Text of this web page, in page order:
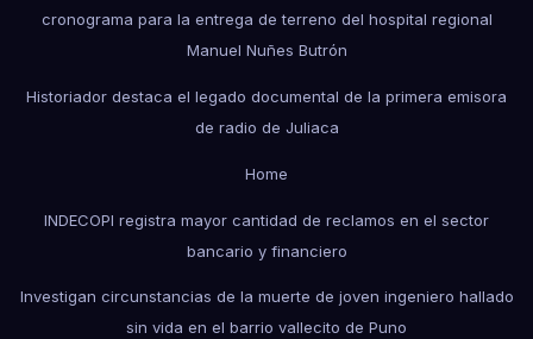
cronograma para la entrega de terreno del hospital regional
Manuel Nuñes Butrón
Historiador destaca el legado documental de la primera emisora
de radio de Juliaca
Home
INDECOPI registra mayor cantidad de reclamos en el sector
bancario y financiero
Investigan circunstancias de la muerte de joven ingeniero hallado
sin vida en el barrio vallecito de Puno